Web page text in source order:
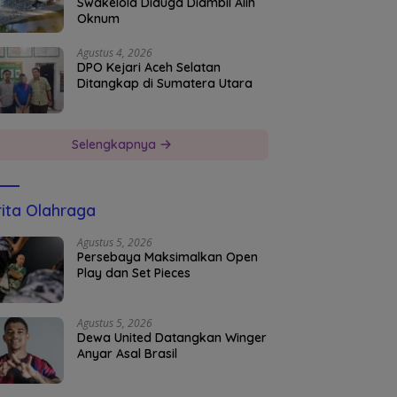
Oknum
Agustus 4, 2026
DPO Kejari Aceh Selatan
Ditangkap di Sumatera Utara
Selengkapnya
Olahraga
Agustus 5, 2026
Persebaya Maksimalkan Open
Play dan Set Pieces
Agustus 5, 2026
Dewa United Datangkan Winger
Anyar Asal Brasil